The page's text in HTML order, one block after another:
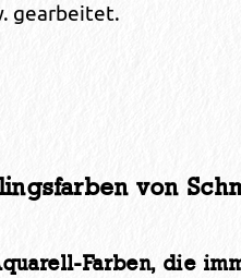
gearbeitet.
von
Farben, die